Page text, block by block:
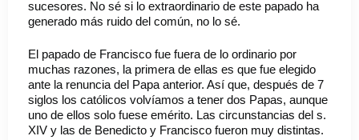
sucesores. No sé si lo extraordinario de este papado ha
generado más ruido del común, no lo sé.
El papado de Francisco fue fuera de lo ordinario por
muchas razones, la primera de ellas es que fue elegido
ante la renuncia del Papa anterior. Así que, después de 7
siglos los católicos volvíamos a tener dos Papas, aunque
uno de ellos solo fuese emérito. Las circunstancias del s.
XIV y las de Benedicto y Francisco fueron muy distintas.